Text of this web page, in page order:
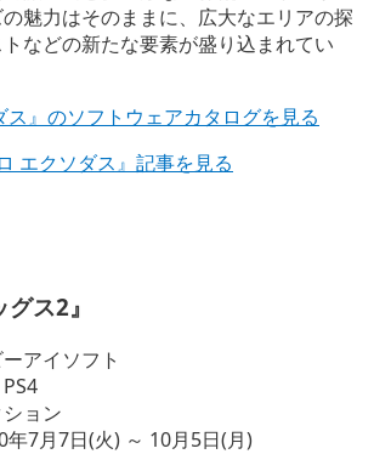
g
魅力はそのままに、広大なエリアの探
などの新たな要素が盛り込まれてい
ス』のソフトウェアカタログを見る
エクソダス』記事を見る
ス2』
アイソフト
ョン
年7月7日(火) ～ 10月5日(月)